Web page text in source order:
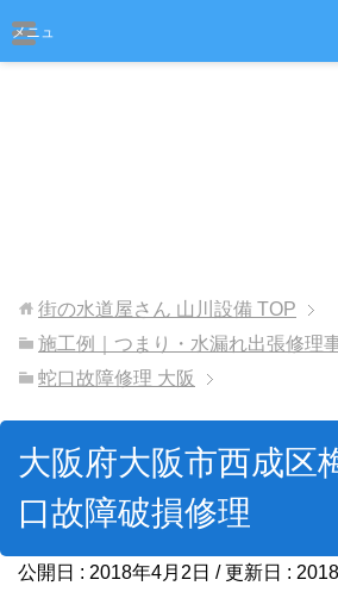
メニュ
街の水道屋さん 山川設備 TOP
施工例｜つまり・水漏れ出張修理
蛇口故障修理 大阪
大阪府大阪市西成区
口故障破損修理
公開日 : 2018年4月2日 / 更新日 :